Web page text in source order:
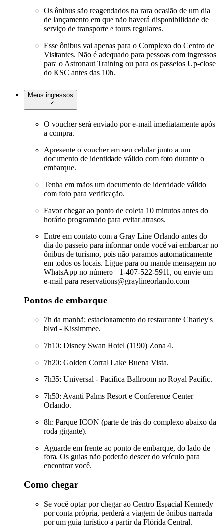
Os ônibus são reagendados na rara ocasião de um dia
de lançamento em que não haverá disponibilidade de
serviço de transporte e tours regulares.
Esse ônibus vai apenas para o Complexo do Centro de
Visitantes. Não é adequado para pessoas com ingressos
para o Astronaut Training ou para os passeios Up-close
do KSC antes das 10h.
Meus ingressos
O voucher será enviado por e-mail imediatamente após
a compra.
Apresente o voucher em seu celular junto a um
documento de identidade válido com foto durante o
embarque.
Tenha em mãos um documento de identidade válido
com foto para verificação.
Favor chegar ao ponto de coleta 10 minutos antes do
horário programado para evitar atrasos.
Entre em contato com a Gray Line Orlando antes do
dia do passeio para informar onde você vai embarcar no
ônibus de turismo, pois não paramos automaticamente
em todos os locais. Ligue para ou mande mensagem no
WhatsApp no número +1-407-522-5911, ou envie um
e-mail para reservations@graylineorlando.com
Pontos de embarque
7h da manhã: estacionamento do restaurante Charley's
blvd - Kissimmee.
7h10: Disney Swan Hotel (1190) Zona 4.
7h20: Golden Corral Lake Buena Vista.
7h35: Universal - Pacifica Ballroom no Royal Pacific.
7h50: Avanti Palms Resort e Conference Center
Orlando.
8h: Parque ICON (parte de trás do complexo abaixo da
roda gigante).
Aguarde em frente ao ponto de embarque, do lado de
fora. Os guias não poderão descer do veículo para
encontrar você.
Como chegar
Se você optar por chegar ao Centro Espacial Kennedy
por conta própria, perderá a viagem de ônibus narrada
por um guia turístico a partir da Flórida Central.